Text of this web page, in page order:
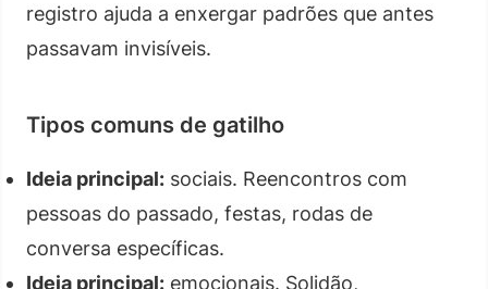
registro ajuda a enxergar padrões que antes
passavam invisíveis.
Tipos comuns de gatilho
Ideia principal: sociais. Reencontros com
pessoas do passado, festas, rodas de
conversa específicas.
Ideia principal: emocionais. Solidão,